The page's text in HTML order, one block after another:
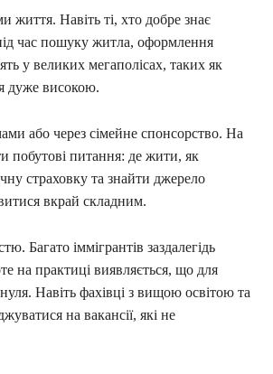
життя. Навіть ті, хто добре знає
час пошуку житла, оформлення
у великих мегаполісах, таких як
дуже високою.
або через сімейне спонсорство. На
побутові питання: де жити, як
страховку та знайти джерело
вкрай складним.
Багато іммігрантів заздалегідь
на практиці виявляється, що для
Навіть фахівці з вищою освітою та
на вакансії, які не